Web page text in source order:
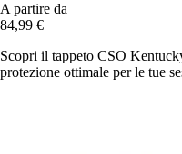
A partire da
84,99 €
Scopri il tappeto CSO
protezione ottimale per le tue